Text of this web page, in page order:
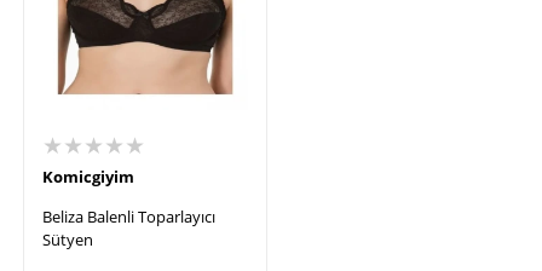
★★★★★
Komicgiyim
Beliza Balenli Toparlayıcı
Sütyen